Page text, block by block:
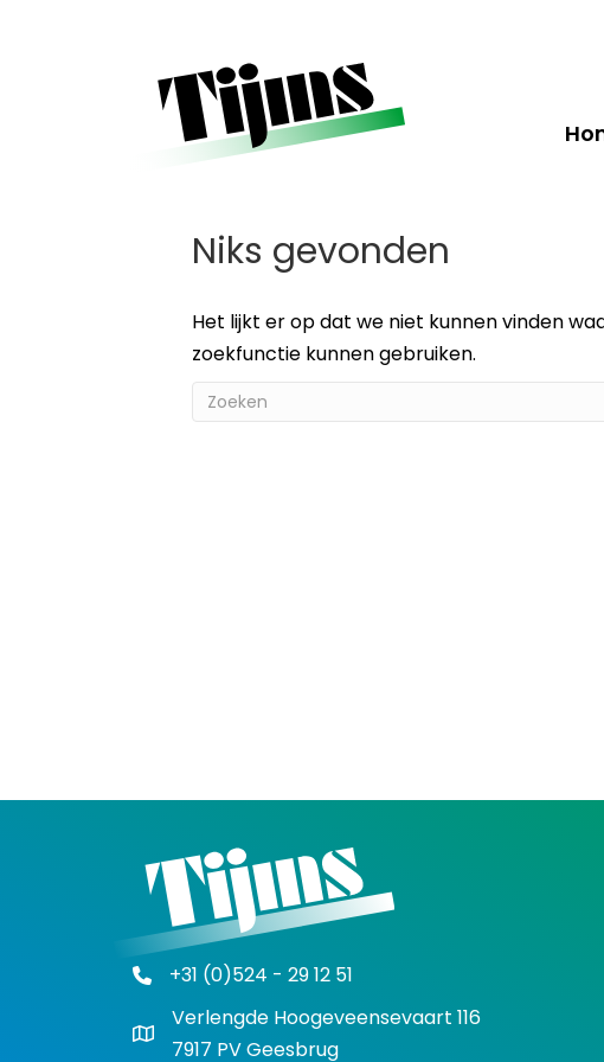
Giant
Niks gevonden
Het lijkt er op dat we niet kunnen vinden
zoekfunctie kunnen gebruiken.
+31 (0)524 - 29 12 51
Verlengde Hoogeveensevaart 116
7917 PV Geesbrug